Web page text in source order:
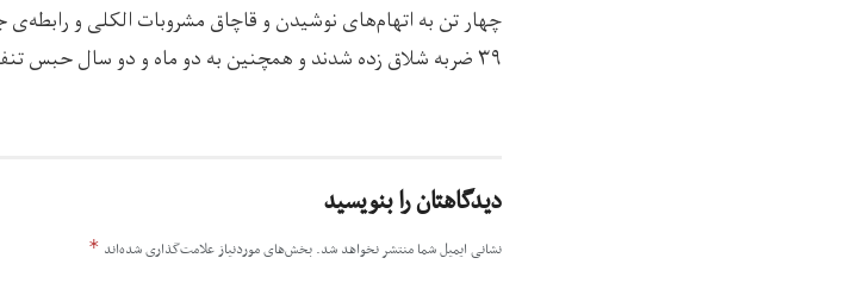
۳۹ ضربه شلاق زده شدند و همچنین به دو ماه و دو سال حبس تنفیذی محکوم شده‌اند.
دیدگاهتان را بنویسید
نشانی ایمیل شما منتشر نخواهد شد. بخش‌های موردنیاز علامت‌گذاری شده‌اند *